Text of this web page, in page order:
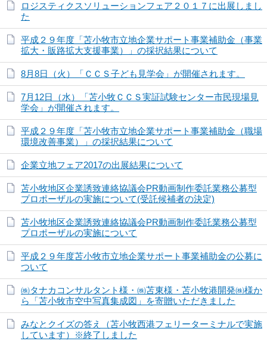
ロジスティクスソリューションフェア２０１７に出展しまし
た
平成２９年度「苫小牧市立地企業サポート事業補助金（事業
拡大・販路拡大支援事業）」の採択結果について
8月8日（火）「ＣＣＳ子ども見学会」が開催されます。
7月12日（水）「苫小牧ＣＣＳ実証試験センター市民現場見
学会」が開催されます。
平成２９年度「苫小牧市立地企業サポート事業補助金（職場
環境改善事業）」の採択結果について
企業立地フェア2017の出展結果について
苫小牧地区企業誘致連絡協議会PR動画制作委託業務公募型
プロポーザルの実施について(受託候補者の決定)
苫小牧地区企業誘致連絡協議会PR動画制作委託業務公募型
プロポーザルの実施について
平成２９年度苫小牧市立地企業サポート事業補助金の公募に
ついて
㈱タナカコンサルタント様・㈱苫東様・苫小牧港開発㈱様か
ら「苫小牧市空中写真集成図」を寄贈いただきました
みなとクイズの答え（苫小牧西港フェリーターミナルで実施
しています）※終了しました